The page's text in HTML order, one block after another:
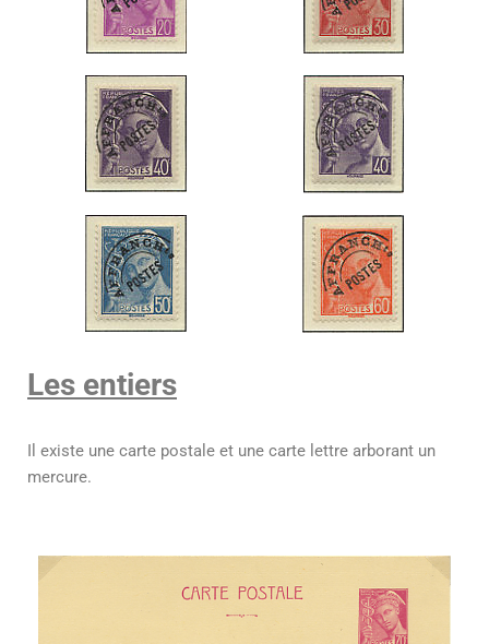
Les entiers
Il existe une carte postale et une carte lettre arborant un
mercure.